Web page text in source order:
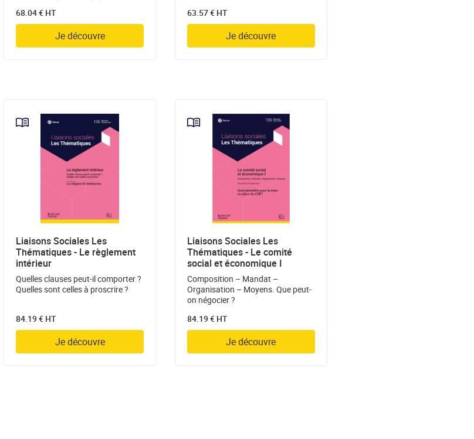
68.04 € HT
Je découvre
63.57 € HT
Je découvre
Liaisons Sociales Les
Thématiques - Le règlement
intérieur
Quelles clauses peut-il comporter ?
Quelles sont celles à proscrire ?
84.19 € HT
Je découvre
Liaisons Sociales Les
Thématiques - Le comité
social et économique I
Composition – Mandat –
Organisation – Moyens. Que peut-
on négocier ?
84.19 € HT
Je découvre